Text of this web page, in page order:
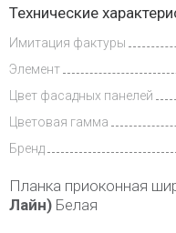
и оплата
Технические
Имитация фактуры
Элемент
Цвет фасадных панелей
Цветовая гамма
Бренд
Планка приоконная
Лайн) Белая